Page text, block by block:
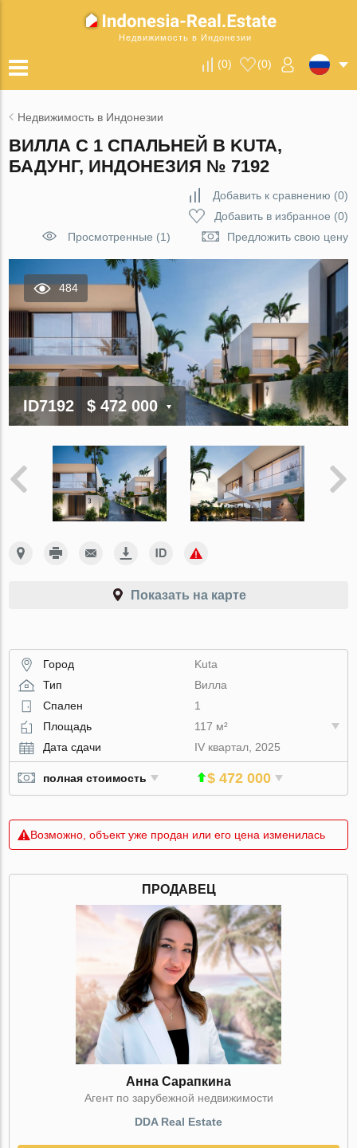
Недвижимость в Индонезии
(0) (0)
Недвижимость в Индонезии
ВИЛЛА С 1 СПАЛЬНЕЙ В KUTA,
БАДУНГ, ИНДОНЕЗИЯ № 7192
Добавить к сравнению (0)
Добавить в избранное (0)
Просмотренные (1)
Предложить свою цену
484
ID7192 $ 472 000
Показать на карте
Город
Kuta
Тип
Вилла
Спален
1
Площадь
117 м²
Дата сдачи
IV квартал, 2025
полная стоимость $ 472 000
Возможно, объект уже продан или его цена изменилась
ПРОДАВЕЦ
Анна Сарапкина
Агент по зарубежной недвижимости
DDA Real Estate